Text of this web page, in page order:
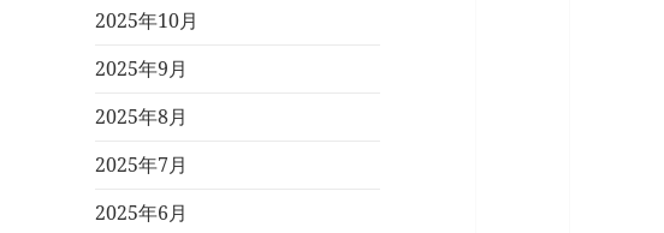
2025年10月
2025年9月
2025年8月
2025年7月
2025年6月